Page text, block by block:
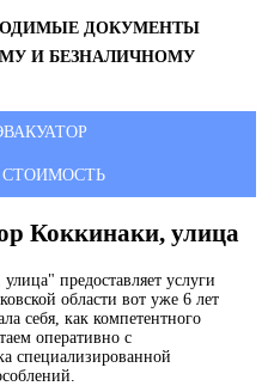
ДОКУМЕНТЫ
И БЕЗНАЛИЧНОМУ
СТОИМОСТЬ
Коккинаки, улица
предоставляет услуги
области вот уже 6 лет
себя, как компетентного
оперативно с
специализированной